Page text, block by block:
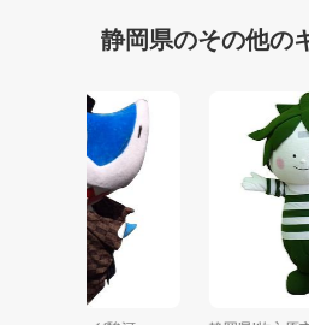
静岡県のその他の